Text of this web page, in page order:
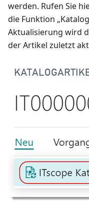
werden. Rufen Sie
die Funktion
Aktualisierung wird
der Artikel zuletzt